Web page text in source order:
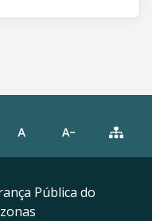
Pública do